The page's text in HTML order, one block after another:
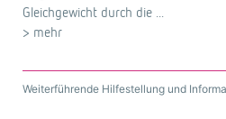
Gleichgewicht durch die ...
> mehr
Weiterführende Hilfestellung und